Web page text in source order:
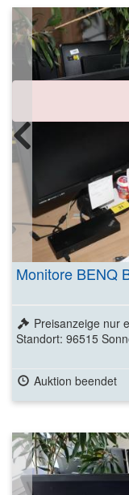
Monitore BENQ
Preisanzeige nur
Standort: 96515
Auktion beendet